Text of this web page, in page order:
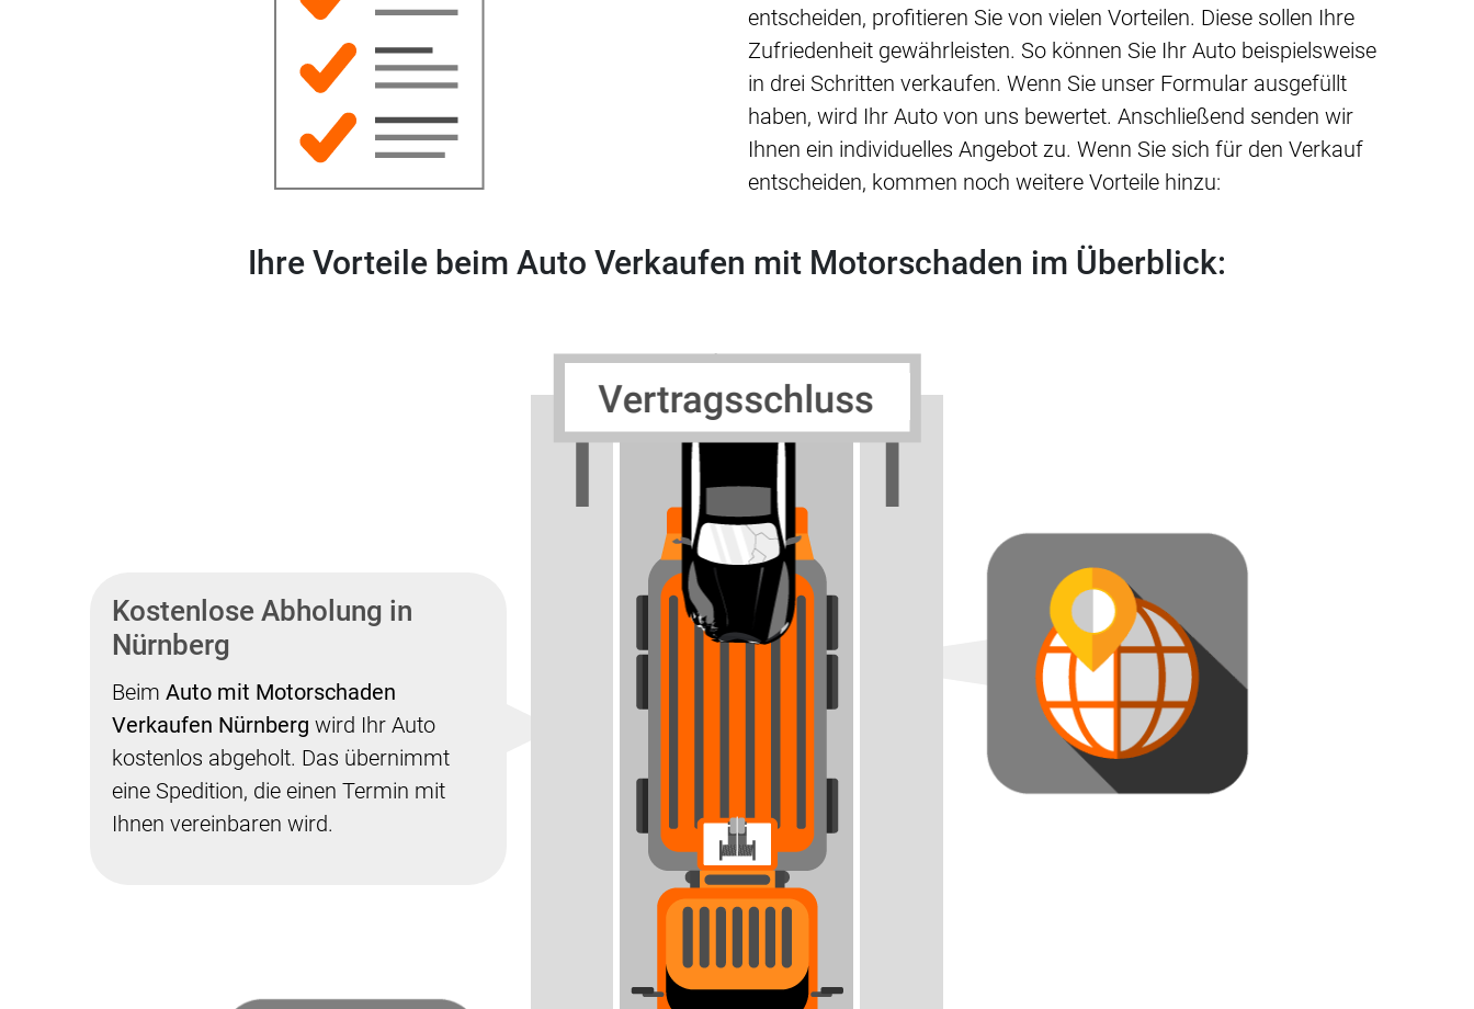
entscheiden, profitieren Sie von vielen Vorteilen. Diese sollen Ihre
Zufriedenheit gewährleisten. So können Sie Ihr Auto beispielsweise
in drei Schritten verkaufen. Wenn Sie unser Formular ausgefüllt
haben, wird Ihr Auto von uns bewertet. Anschließend senden wir
Ihnen ein individuelles Angebot zu. Wenn Sie sich für den Verkauf
entscheiden, kommen noch weitere Vorteile hinzu:
Ihre Vorteile beim Auto Verkaufen mit Motorschaden im Überblick:
Kostenlose Abholung in
Nürnberg
Beim Auto mit Motorschaden
Verkaufen Nürnberg wird Ihr Auto
kostenlos abgeholt. Das übernimmt
eine Spedition, die einen Termin mit
Ihnen vereinbaren wird.